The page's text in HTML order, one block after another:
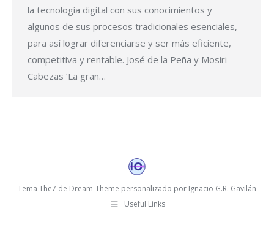
la tecnología digital con sus conocimientos y
algunos de sus procesos tradicionales esenciales,
para así lograr diferenciarse y ser más eficiente,
competitiva y rentable. José de la Peña y Mosiri
Cabezas ‘La gran…
Tema The7 de Dream-Theme personalizado por Ignacio G.R. Gavilán
Useful Links